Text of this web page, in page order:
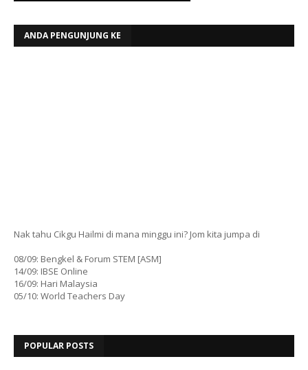
ANDA PENGUNJUNG KE
Nak tahu Cikgu Hailmi di mana minggu ini? Jom kita jumpa di
08/09: Bengkel & Forum STEM [ASM]
14/09: IBSE Online
16/09: Hari Malaysia
05/10: World Teachers Day
POPULAR POSTS